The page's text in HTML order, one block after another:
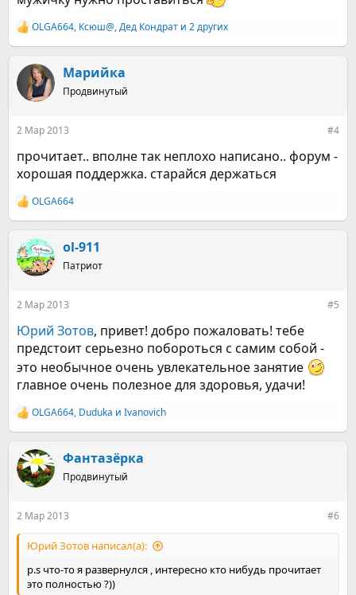
Р
е
к
ц
и
OLGA664, Ксюш@,Дед Кондрат и 2 других
Марийка
Продвинутый
2 Мар 2013 #4
прочитает.. вполне так неплохо написано.. форум -
хорошая поддержка. старайся держаться
Р
е
к
ц
и
OLGA664
ol-911
Патриот
2 Мар 2013 #5
Юрий Зотов, привет! добро пожаловать! тебе
предстоит серьезно побороться с самим собой -
это необычное очень увлекательное занятие
главное очень полезное для здоровья, удачи!
Р
е
к
ц
и
OLGA664, Duduka и Ivanovich
Фантазёрка
Продвинутый
2 Мар 2013 #6
Юрий Зотов написал(а):
p.s что-то я развернулся , интересно кто нибудь прочитает
это полностью ?))